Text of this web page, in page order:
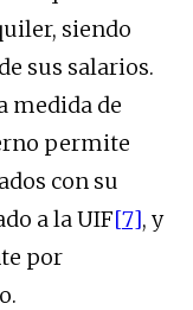
siendo
sus salarios.
medida de
permite
con su
a la UIF[7], y
por